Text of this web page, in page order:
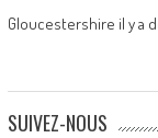
Gloucestershire il y a
SUIVEZ-NOUS